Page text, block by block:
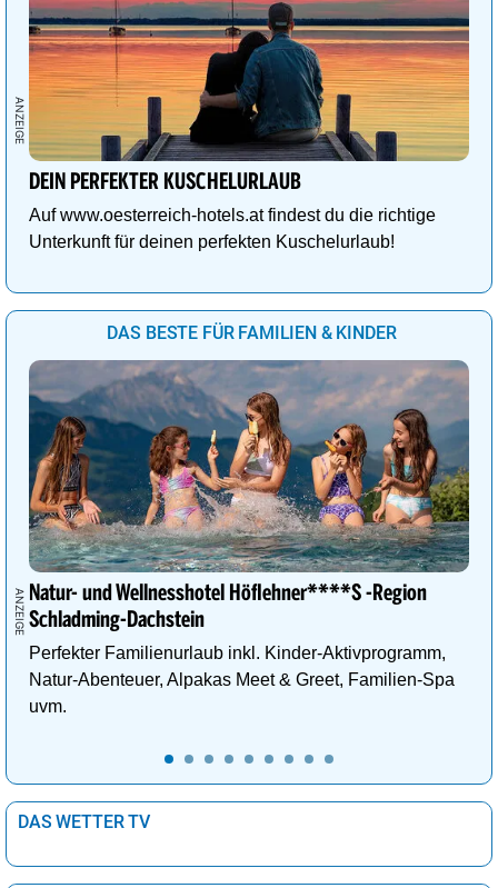
DEIN PERFEKTER KUSCHELURLAUB
Auf www.oesterreich-hotels.at findest du die richtige
Unterkunft für deinen perfekten Kuschelurlaub!
DAS BESTE FÜR FAMILIEN & KINDER
Natur- und Wellnesshotel Höflehner****S -Region
Schladming-Dachstein
Perfekter Familienurlaub inkl. Kinder-Aktivprogramm,
Natur-Abenteuer, Alpakas Meet & Greet, Familien-Spa
uvm.
DAS WETTER TV